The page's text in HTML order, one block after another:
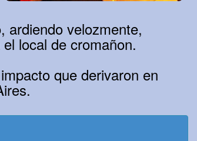
ardiendo velozmente,
local de cromañon.
que derivaron en